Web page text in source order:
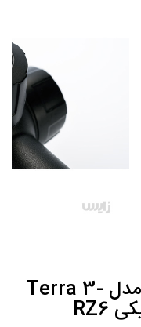
دوربین روی سلاح زایس مدل Terra 3-